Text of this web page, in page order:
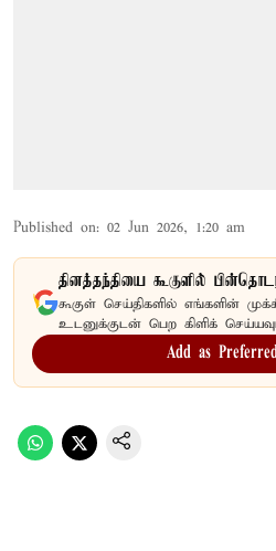
Published on: 02 Jun 2026, 1:20 am
தினத்தந்தியை கூகுளில்
கூகுள் செய்திகளில் எங்களின்
உடனுக்குடன் பெற கிளிக்
Add as